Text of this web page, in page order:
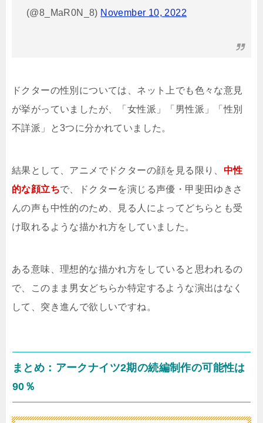
(@8_MaR0N_8) November 10, 2022
ドクターの性別については、ネット上でも色々な意見
が挙がっていましたが、「女性派」「男性派」「性別
不詳派」と3つに分かれていました。
結果として、アニメでドクターの顔を見る限り、 中性
的な顔立ちで、ドクターを演じる声優・甲斐田ゆきさ
んの声も中性的のため、見る人によってどちらとも受
け取れるような描かれ方をしていました。
ある意味、理想的な描かれ方をしていると思われるの
で、このまま男女どちらか特定するような演出はなく
して、突き進んで欲しいですね。
まとめ：アークナイツ2期の続編制作の可能性は
90％